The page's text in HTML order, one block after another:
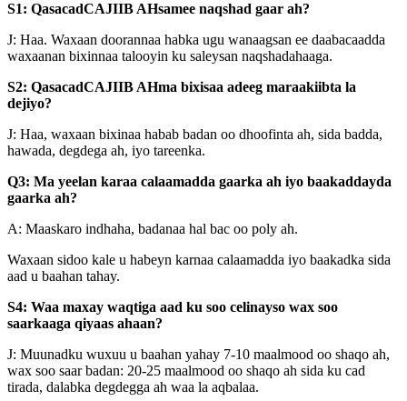
S1: QasacadCAJIIB AHsamee naqshad gaar ah?
J: Haa. Waxaan doorannaa habka ugu wanaagsan ee daabacaadda
waxaanan bixinnaa talooyin ku saleysan naqshadahaaga.
S2: QasacadCAJIIB AHma bixisaa adeeg maraakiibta la
dejiyo?
J: Haa, waxaan bixinaa habab badan oo dhoofinta ah, sida badda,
hawada, degdega ah, iyo tareenka.
Q3: Ma yeelan karaa calaamadda gaarka ah iyo baakaddayda
gaarka ah?
A: Maaskaro indhaha, badanaa hal bac oo poly ah.
Waxaan sidoo kale u habeyn karnaa calaamadda iyo baakadka sida
aad u baahan tahay.
S4: Waa maxay waqtiga aad ku soo celinayso wax soo
saarkaaga qiyaas ahaan?
J: Muunadku wuxuu u baahan yahay 7-10 maalmood oo shaqo ah,
wax soo saar badan: 20-25 maalmood oo shaqo ah sida ku cad
tirada, dalabka degdegga ah waa la aqbalaa.